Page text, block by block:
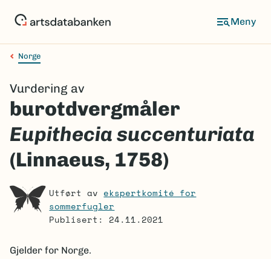
Meny
Navigasjonssti
Norge
Vurdering av
burotdvergmåler
Eupithecia succenturiata
(Linnaeus, 1758)
Utført av ekspertkomité for
sommerfugler
Publisert: 24.11.2021
Gjelder for Norge.